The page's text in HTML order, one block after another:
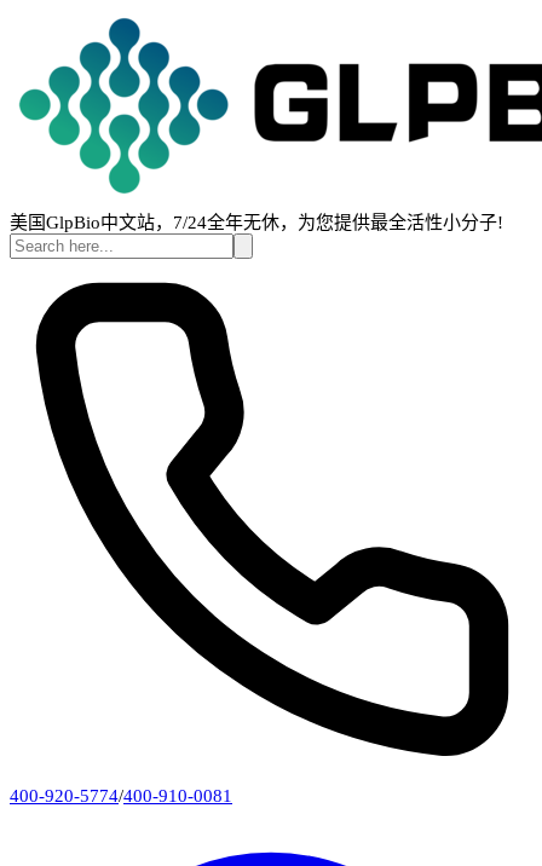
美国GlpBio中文站，7/24全年无休，为您提供最全活性小分子!
400-920-5774/400-910-0081